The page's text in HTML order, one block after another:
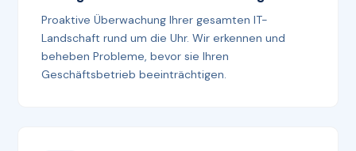
Proaktive Überwachung Ihrer gesamten IT-
Landschaft rund um die Uhr. Wir erkennen und
beheben Probleme, bevor sie Ihren
Geschäftsbetrieb beeinträchtigen.